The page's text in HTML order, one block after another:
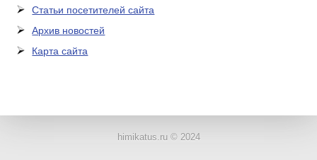
Статьи посетителей сайта
Архив новостей
Карта сайта
himikatus.ru © 2024